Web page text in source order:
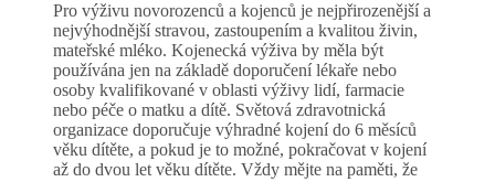
Pro výživu novorozenců a kojenců je nejpřirozenější a
nejvýhodnější stravou, zastoupením a kvalitou živin,
mateřské mléko. Kojenecká výživa by měla být
používána jen na základě doporučení lékaře nebo
osoby kvalifikované v oblasti výživy lidí, farmacie
nebo péče o matku a dítě. Světová zdravotnická
organizace doporučuje výhradné kojení do 6 měsíců
věku dítěte, a pokud je to možné, pokračovat v kojení
až do dvou let věku dítěte. Vždy mějte na paměti, že